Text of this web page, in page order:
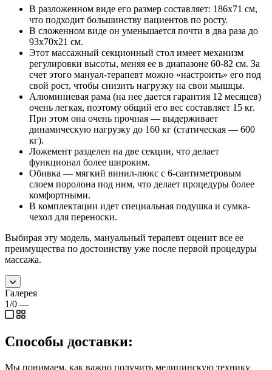
В разложенном виде его размер составляет: 186х71 см,
что подходит большинству пациентов по росту.
В сложенном виде он уменьшается почти в два раза до
93х70х21 см.
Этот массажный секционный стол имеет механизм
регулировки высоты, меняя ее в диапазоне 60-82 см. За
счет этого мануал-терапевт можно «настроить» его под
свой рост, чтобы снизить нагрузку на свои мышцы.
Алюминиевая рама (на нее дается гарантия 12 месяцев)
очень легкая, поэтому общий его вес составляет 15 кг.
При этом она очень прочная — выдерживает
динамическую нагрузку до 160 кг (статическая — 600
кг).
Ложемент разделен на две секции, что делает
функционал более широким.
Обивка — мягкий винил-люкс с 6-сантиметровым
слоем поролона под ним, что делает процедуры более
комфортными.
В комплектации идет специальная подушка и сумка-
чехол для переноски.
Выбирая эту модель, мануальный терапевт оценит все ее
преимущества по достоинству уже после первой процедуры
массажа.
Галерея
1/0 —
Способы доставки:
Мы понимаем, как важно получить медицинскую технику